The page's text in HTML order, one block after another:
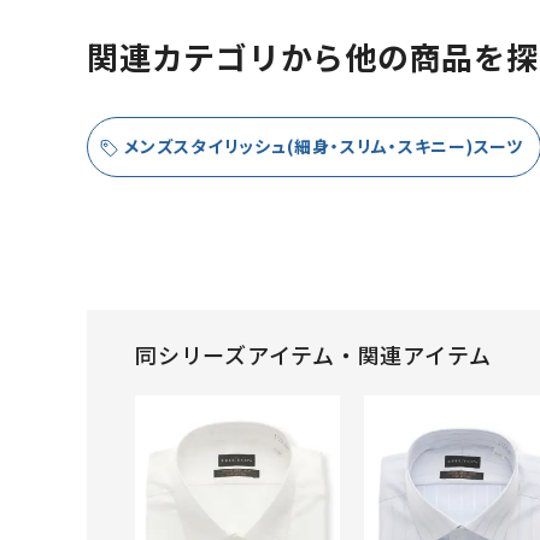
関連カテゴリから他の商品を
メンズスタイリッシュ(細身・スリム・スキニー)スーツ
同シリーズアイテム・関連アイテム